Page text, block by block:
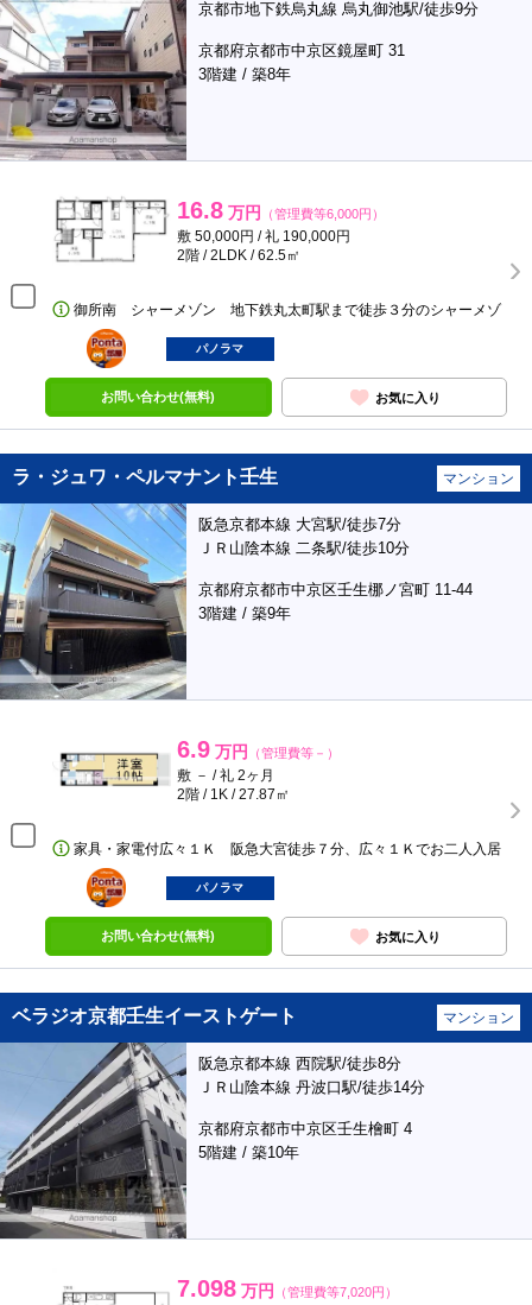
京都市地下鉄烏丸線 烏丸御池駅/徒歩9分
京都府京都市中京区鏡屋町 31
3階建 / 築8年
16.8 万円 （管理費等6,000円）
敷 50,000円 / 礼 190,000円
2階 / 2LDK / 62.5㎡
御所南 シャーメゾン 地下鉄丸太町駅まで徒歩３分のシャーメゾ
ポンタ
部屋
パノラマ
お問い合わせ(無料) お気に入り
ラ・ジュワ・ペルマナント壬生 マンション
阪急京都本線 大宮駅/徒歩7分
ＪＲ山陰本線 二条駅/徒歩10分
京都府京都市中京区壬生梛ノ宮町 11-44
3階建 / 築9年
6.9 万円 （管理費等－）
敷 － / 礼 2ヶ月
2階 / 1K / 27.87㎡
家具・家電付広々１Ｋ 阪急大宮徒歩７分、広々１Ｋでお二人入居
ポンタ
部屋
パノラマ
お問い合わせ(無料) お気に入り
ベラジオ京都壬生イーストゲート マンション
阪急京都本線 西院駅/徒歩8分
ＪＲ山陰本線 丹波口駅/徒歩14分
京都府京都市中京区壬生檜町 4
5階建 / 築10年
7.098 万円 （管理費等7,020円）